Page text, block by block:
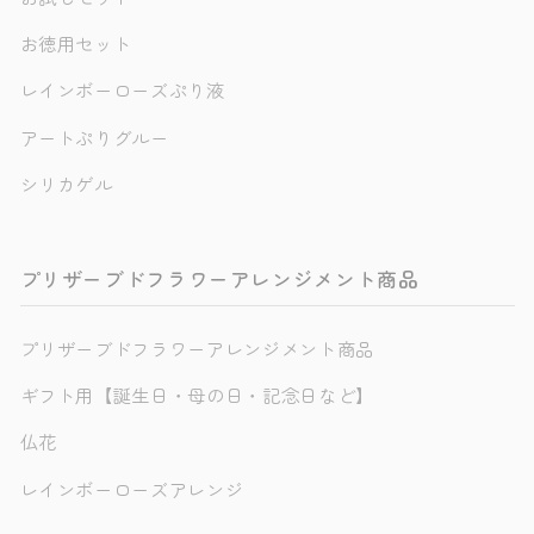
お徳用セット
レインボーローズぷり液
アートぷりグルー
シリカゲル
プリザーブドフラワーアレンジメント商品
プリザーブドフラワーアレンジメント商品
ギフト用【誕生日・母の日・記念日など】
仏花
レインボーローズアレンジ